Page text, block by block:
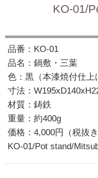
KO-01/
品番：KO-01
品名：鍋敷・三葉
色：黒（本漆焼付仕上
寸法：
材質：鋳鉄
重量：約400g
価格：4,000円（税抜き
KO-01/Pot stand/